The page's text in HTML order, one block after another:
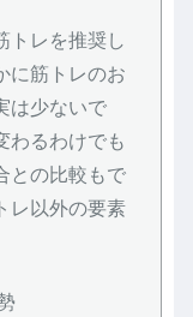
トレを推奨し
に筋トレのお
は少ないで
わるわけでも
との比較もで
レ以外の要素